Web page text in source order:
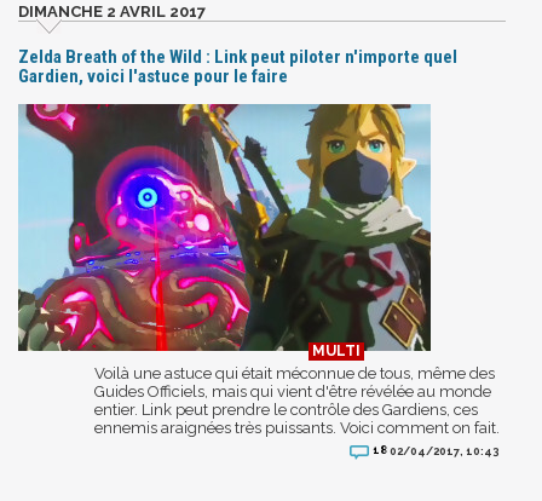
DIMANCHE 2 AVRIL 2017
Zelda Breath of the Wild : Link peut piloter n'importe quel
Gardien, voici l'astuce pour le faire
Voilà une astuce qui était méconnue de tous, même des
Guides Officiels, mais qui vient d'être révélée au monde
entier. Link peut prendre le contrôle des Gardiens, ces
ennemis araignées très puissants. Voici comment on fait.
18 02/04/2017, 10:43